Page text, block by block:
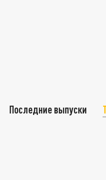
Последние выпуски